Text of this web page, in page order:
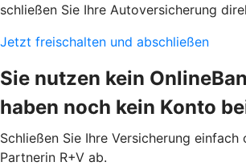
schließen Sie Ihre Autoversicherung
Jetzt freischalten und abschließen
Sie nutzen kein
haben noch kein Konto
Schließen Sie Ihre Versicherung einfach
Partnerin R+V ab.